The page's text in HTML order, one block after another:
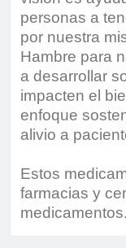
personas a
por nuestra
Hambre para
a desarrollar
impacten el
enfoque
alivio a
Estos
farmacias y